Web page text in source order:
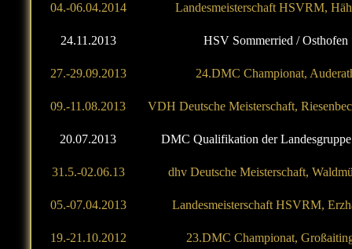
04.-06.04.2014 Landesmeisterschaft HSVRM,
24.11.2013 HSV Sommerried / Osthofen
27.-29.09.2013 24.DMC Championat,
09.-11.08.2013 VDH Deutsche Meisterschaft,
20.07.2013 DMC Qualifikation der Landesgruppe
31.5.-02.06.13 dhv Deutsche Meisterschaft,
05.-07.04.2013 Landesmeisterschaft HSVRM,
19.-21.10.2012 23.DMC Championat,